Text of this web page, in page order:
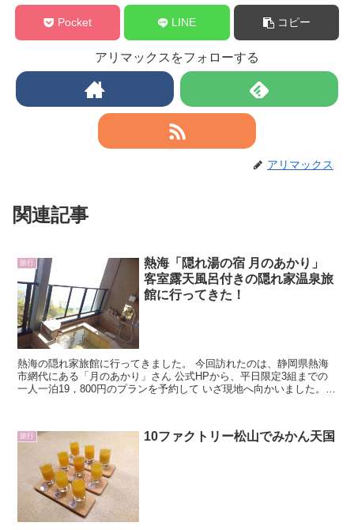
Pocket LINE コピー
アリマックスをフォローする
アリマックス
関連記事
旅行
熱海「隠れ湯の宿 月のあかり」
客室露天風呂付きの隠れ家温泉旅
館に行ってきた！
熱海の隠れ家旅館に行ってきました。 今回訪れたのは、静岡県熱海
市網代にある「月のあかり」さん 公式HPから、平日限定3組までの
一人一泊19，800円のプランを予約して いざ現地へ向かいました。
旅行 10ファクトリー松山でみかん天国